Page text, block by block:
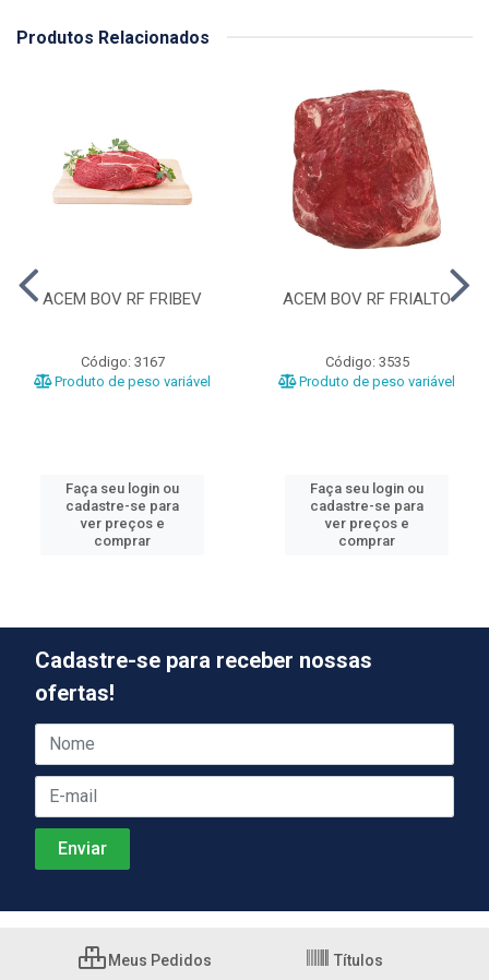
Produtos Relacionados
ACEM BOV RF FRIBEV
Código: 3167
Produto de peso variável
Faça seu login ou
cadastre-se para
ver preços e
comprar
ACEM BOV RF FRIALTO
Código: 3535
Produto de peso variável
Faça seu login ou
cadastre-se para
ver preços e
comprar
Cadastre-se para receber nossas
ofertas!
Meus Pedidos Títulos